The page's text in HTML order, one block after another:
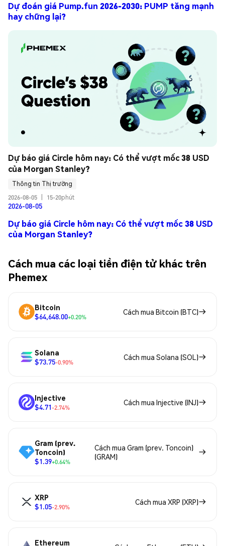
Dự đoán giá Pump.fun 2026-2030: PUMP tăng mạnh
hay chững lại?
Dự báo giá Circle hôm nay: Có thể vượt mốc 38 USD
của Morgan Stanley?
Thông tin Thị trường
2026-08-05
15-20phút
2026-08-05
Dự báo giá Circle hôm nay: Có thể vượt mốc 38 USD
của Morgan Stanley?
Cách mua các loại tiền điện tử khác trên
Phemex
Bitcoin
$64,648.00+0.20%
Cách mua Bitcoin (BTC)
Solana
$73.75-0.90%
Cách mua Solana (SOL)
Injective
$4.71-2.74%
Cách mua Injective (INJ)
Gram (prev.
Toncoin)
$1.39+0.64%
Cách mua Gram (prev. Toncoin)
(GRAM)
XRP
$1.05-2.90%
Cách mua XRP (XRP)
Ethereum